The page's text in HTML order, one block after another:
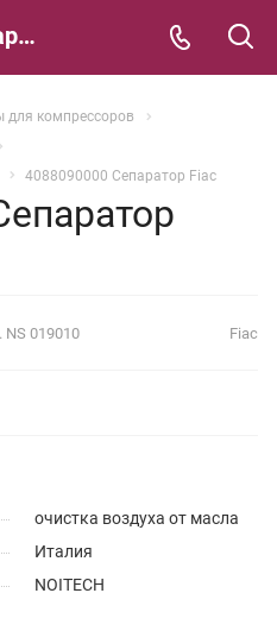
4088090000 Сепаратор Fiac
для компрессоров
4088090000 Сепаратор Fiac
NS 019010 Fiac
очистка воздуха от масла
Италия
NOITECH